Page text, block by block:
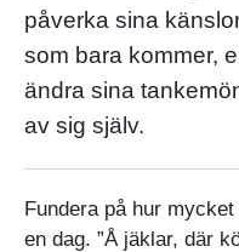
påverka sina
som bara kommer,
ändra sina
av sig själv.
Fundera på hur
en dag. ”Å jäklar, där